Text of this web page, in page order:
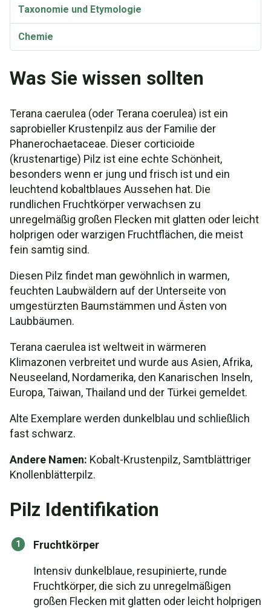
Taxonomie und Etymologie
Chemie
Was Sie wissen sollten
Terana caerulea (oder Terana coerulea) ist ein
saprobieller Krustenpilz aus der Familie der
Phanerochaetaceae. Dieser corticioide
(krustenartige) Pilz ist eine echte Schönheit,
besonders wenn er jung und frisch ist und ein
leuchtend kobaltblaues Aussehen hat. Die
rundlichen Fruchtkörper verwachsen zu
unregelmäßig großen Flecken mit glatten oder leicht
holprigen oder warzigen Fruchtflächen, die meist
fein samtig sind.
Diesen Pilz findet man gewöhnlich in warmen,
feuchten Laubwäldern auf der Unterseite von
umgestürzten Baumstämmen und Ästen von
Laubbäumen.
Terana caerulea ist weltweit in wärmeren
Klimazonen verbreitet und wurde aus Asien, Afrika,
Neuseeland, Nordamerika, den Kanarischen Inseln,
Europa, Taiwan, Thailand und der Türkei gemeldet.
Alte Exemplare werden dunkelblau und schließlich
fast schwarz.
Andere Namen: Kobalt-Krustenpilz, Samtblättriger
Knollenblätterpilz.
Pilz Identifikation
Fruchtkörper
Intensiv dunkelblaue, resupinierte, runde
Fruchtkörper, die sich zu unregelmäßigen
großen Flecken mit glatten oder leicht holprigen